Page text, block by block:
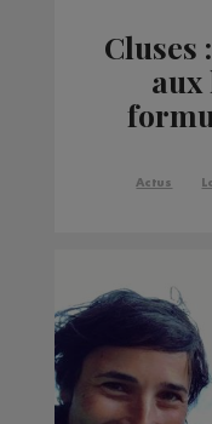
Cluses
aux
Actus